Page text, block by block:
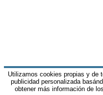
Utilizamos cookies propias y de
publicidad personalizada
obtener más información de